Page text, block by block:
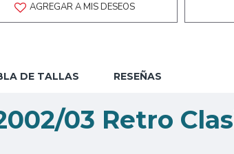
AGREGAR A MIS DESEOS
DE TALLAS RESEÑAS
03 Retro